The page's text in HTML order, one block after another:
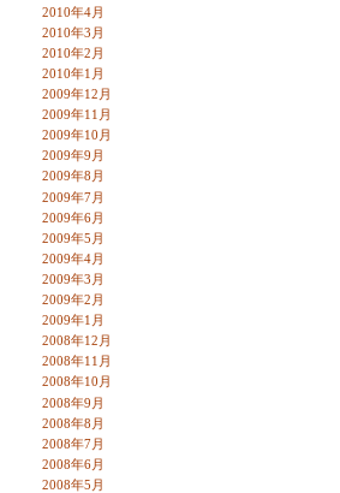
2010年4月
2010年3月
2010年2月
2010年1月
2009年12月
2009年11月
2009年10月
2009年9月
2009年8月
2009年7月
2009年6月
2009年5月
2009年4月
2009年3月
2009年2月
2009年1月
2008年12月
2008年11月
2008年10月
2008年9月
2008年8月
2008年7月
2008年6月
2008年5月